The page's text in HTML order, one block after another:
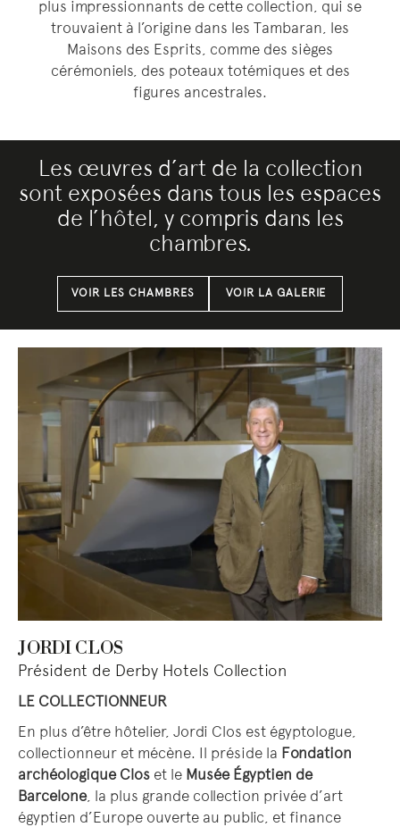
plus impressionnants de cette collection, qui se
trouvaient à l’origine dans les Tambaran, les
Maisons des Esprits, comme des sièges
cérémoniels, des poteaux totémiques et des
figures ancestrales.
Les œuvres d’art de la collection
sont exposées dans tous les espaces
de l’hôtel, y compris dans les
chambres.
VOIR LES CHAMBRES VOIR LA GALERIE
JORDI CLOS
Président de Derby Hotels Collection
LE COLLECTIONNEUR
En plus d’être hôtelier, Jordi Clos est égyptologue,
collectionneur et mécène. Il préside la Fondation
archéologique Clos et le Musée Égyptien de
Barcelone, la plus grande collection privée d’art
égyptien d’Europe ouverte au public, et finance